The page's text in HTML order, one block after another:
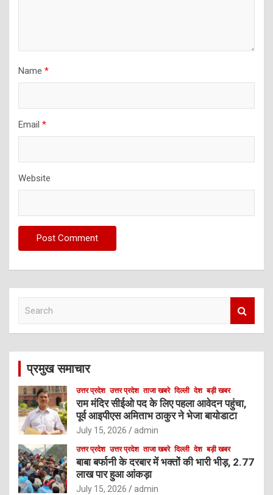
Name *
Email *
Website
c
प्रमुख समाचार
उत्तर प्रदेश उत्तर प्रदेश ताजा खबरे दिल्ली देश बड़ी खबर
राम मंदिर सीईओ पद के लिए पहला आवेदन पहुंचा,
पूर्व आइपीएस अमिताभ ठाकुर ने भेजा बायोडाटा
July 15, 2026 admin
उत्तर प्रदेश उत्तर प्रदेश ताजा खबरे दिल्ली देश बड़ी खबर
बाबा बर्फानी के दरबार में भक्तों की भारी भीड़, 2.77
लाख पार हुआ आंकड़ा
July 15, 2026 admin